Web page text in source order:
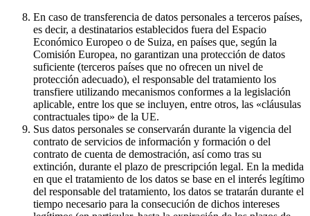
En caso de transferencia de datos personales a terceros países,
es decir, a destinatarios establecidos fuera del Espacio
Económico Europeo o de Suiza, en países que, según la
Comisión Europea, no garantizan una protección de datos
suficiente (terceros países que no ofrecen un nivel de
protección adecuado), el responsable del tratamiento los
transfiere utilizando mecanismos conformes a la legislación
aplicable, entre los que se incluyen, entre otros, las «cláusulas
contractuales tipo» de la UE.
Sus datos personales se conservarán durante la vigencia del
contrato de servicios de información y formación o del
contrato de cuenta de demostración, así como tras su
extinción, durante el plazo de prescripción legal. En la medida
en que el tratamiento de los datos se base en el interés legítimo
del responsable del tratamiento, los datos se tratarán durante el
tiempo necesario para la consecución de dichos intereses